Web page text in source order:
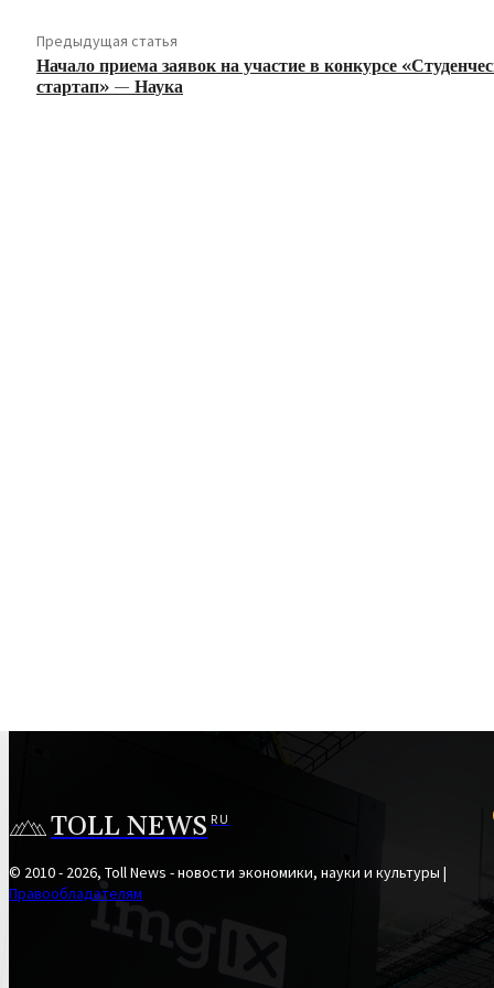
Предыдущая статья
Начало приема заявок на участие в конкурсе
стартап» — Наука
TOLL NEWS RU
© 2010 - 2026, Toll News - новости экономики, науки и культуры |
Правообладателям